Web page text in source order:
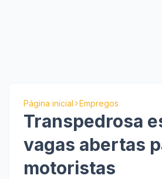
Página inicial Empregos
Transpedrosa
vagas abertas
motoristas